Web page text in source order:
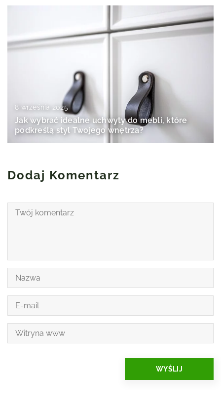
8 września 2025
Jak wybrać idealne uchwyty do mebli, które
podkreślą styl Twojego wnętrza?
Dodaj Komentarz